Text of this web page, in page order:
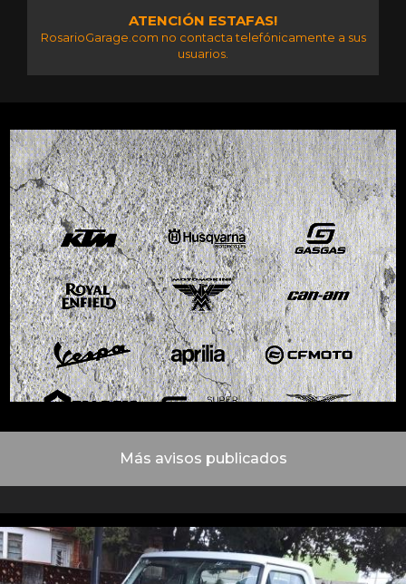
ATENCIÓN ESTAFAS!
RosarioGarage.com no contacta telefónicamente a sus
usuarios.
Más avisos publicados